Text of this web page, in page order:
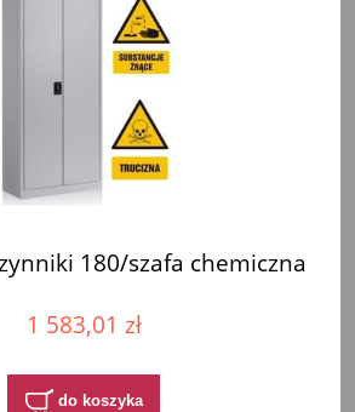
180/szafa chemiczna
1 583,01 zł
do koszyka